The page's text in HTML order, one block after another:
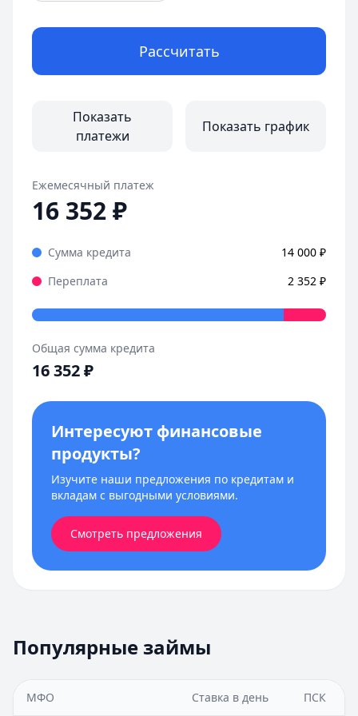
Рассчитать
Показать
платежи
Показать график
Ежемесячный платеж
16 352₽
Сумма кредита 14 000 ₽
Переплата
2 352 ₽
Общая сумма кредита
16 352₽
Интересуют финансовые
продукты?
Изучите наши предложения по кредитам и
вкладам с выгодными условиями.
Смотреть предложения
Популярные займы
МФО Ставка в день ПСК